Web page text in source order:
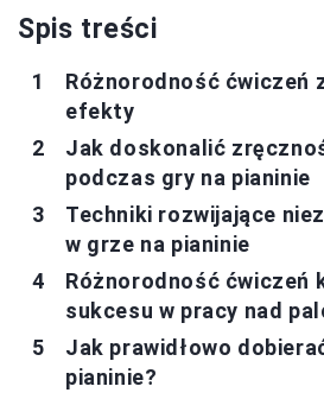
Spis treści
Różnorodność ćwiczeń
efekty
Jak doskonalić
podczas gry na pianinie
Techniki rozwijające
w grze na pianinie
Różnorodność ćwiczeń
sukcesu w pracy nad
Jak prawidłowo
pianinie?